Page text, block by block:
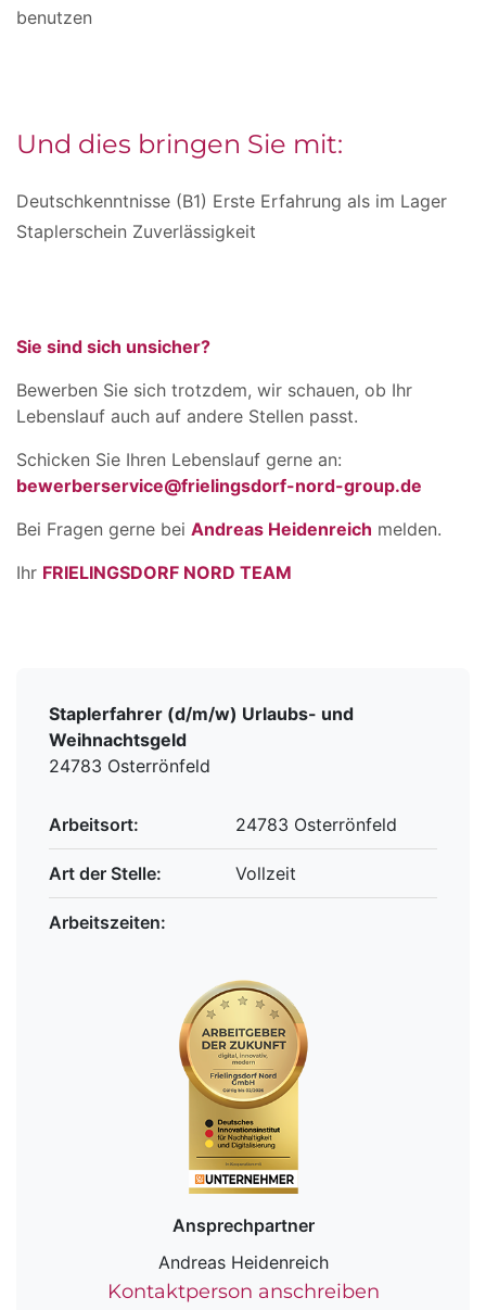
benutzen
Und dies bringen Sie mit:
Deutschkenntnisse (B1) Erste Erfahrung als im Lager
Staplerschein Zuverlässigkeit
Sie sind sich unsicher?
Bewerben Sie sich trotzdem, wir schauen, ob Ihr
Lebenslauf auch auf andere Stellen passt.
Schicken Sie Ihren Lebenslauf gerne an:
bewerberservice@frielingsdorf-nord-group.de
Bei Fragen gerne bei Andreas Heidenreich melden.
Ihr FRIELINGSDORF NORD TEAM
Staplerfahrer (d/m/w) Urlaubs- und
Weihnachtsgeld
24783 Osterrönfeld
Arbeitsort: 24783 Osterrönfeld
Art der Stelle: Vollzeit
Arbeitszeiten:
Ansprechpartner
Andreas Heidenreich
Kontaktperson anschreiben